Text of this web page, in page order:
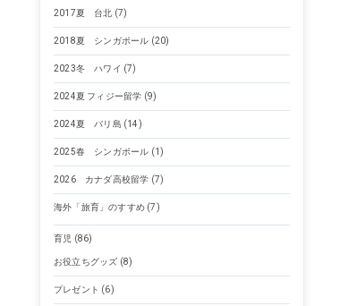
2017夏 台北 (7)
2018夏 シンガポール (20)
2023冬 ハワイ (7)
2024夏 フィジー留学 (9)
2024夏 バリ島 (14)
2025春 シンガポール (1)
2026 カナダ高校留学 (7)
海外「旅育」のすすめ (7)
育児 (86)
お役立ちグッズ (8)
プレゼント (6)